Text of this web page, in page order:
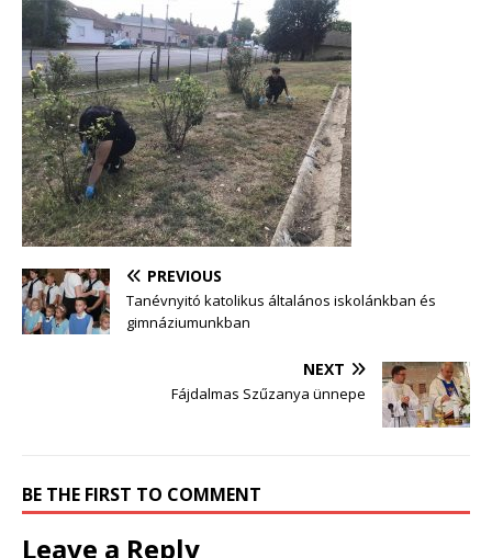
PREVIOUS
Tanévnyitó katolikus általános iskolánkban és
gimnáziumunkban
NEXT
Fájdalmas Szűzanya ünnepe
BE THE FIRST TO COMMENT
Leave a Reply